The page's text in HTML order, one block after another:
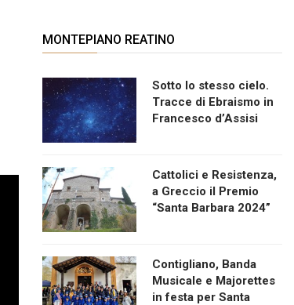
MONTEPIANO REATINO
Sotto lo stesso cielo.
Tracce di Ebraismo in
Francesco d’Assisi
Cattolici e Resistenza,
a Greccio il Premio
“Santa Barbara 2024”
Contigliano, Banda
Musicale e Majorettes
in festa per Santa